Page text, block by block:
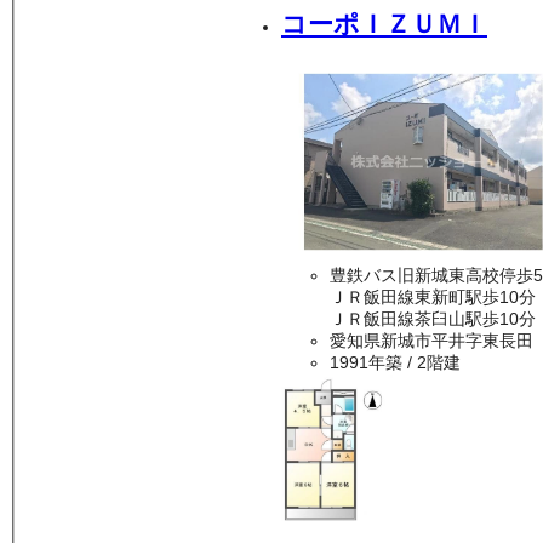
コーポＩＺＵＭＩ
ＪＲ飯田線東新町駅歩10分
ＪＲ飯田線茶臼山駅歩10分
愛知県新城市平井字東長田
1991年築 / 2階建